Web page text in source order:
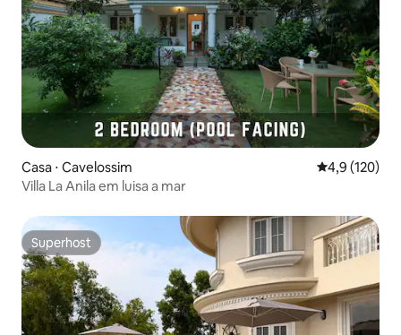
Casa ⋅ Cavelossim 4,9 de uma
4,9 (120)
Villa La Anila em luisa a mar
Superhost
Superhost